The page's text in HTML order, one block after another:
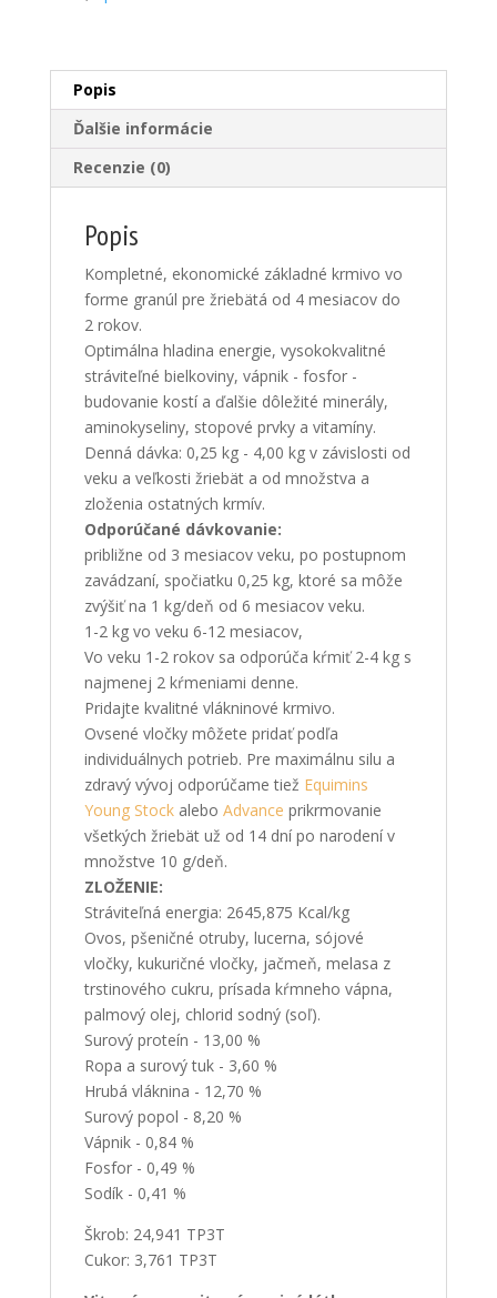
Popis
Ďalšie informácie
Recenzie (0)
Popis
Kompletné, ekonomické základné krmivo vo
forme granúl pre žriebätá od 4 mesiacov do
2 rokov.
Optimálna hladina energie, vysokokvalitné
stráviteľné bielkoviny, vápnik - fosfor -
budovanie kostí a ďalšie dôležité minerály,
aminokyseliny, stopové prvky a vitamíny.
Denná dávka: 0,25 kg - 4,00 kg v závislosti od
veku a veľkosti žriebät a od množstva a
zloženia ostatných krmív.
Odporúčané dávkovanie:
približne od 3 mesiacov veku, po postupnom
zavádzaní, spočiatku 0,25 kg, ktoré sa môže
zvýšiť na 1 kg/deň od 6 mesiacov veku.
1-2 kg vo veku 6-12 mesiacov,
Vo veku 1-2 rokov sa odporúča kŕmiť 2-4 kg s
najmenej 2 kŕmeniami denne.
Pridajte kvalitné vlákninové krmivo.
Ovsené vločky môžete pridať podľa
individuálnych potrieb. Pre maximálnu silu a
zdravý vývoj odporúčame tiež Equimins
Young Stockalebo Advance prikrmovanie
všetkých žriebät už od 14 dní po narodení v
množstve 10 g/deň.
ZLOŽENIE:
Stráviteľná energia: 2645,875 Kcal/kg
Ovos, pšeničné otruby, lucerna, sójové
vločky, kukuričné vločky, jačmeň, melasa z
trstinového cukru, prísada kŕmneho vápna,
palmový olej, chlorid sodný (soľ).
Surový proteín - 13,00 %
Ropa a surový tuk - 3,60 %
Hrubá vláknina - 12,70 %
Surový popol - 8,20 %
Vápnik - 0,84 %
Fosfor - 0,49 %
Sodík - 0,41 %
Škrob: 24,941 TP3T
Cukor: 3,761 TP3T